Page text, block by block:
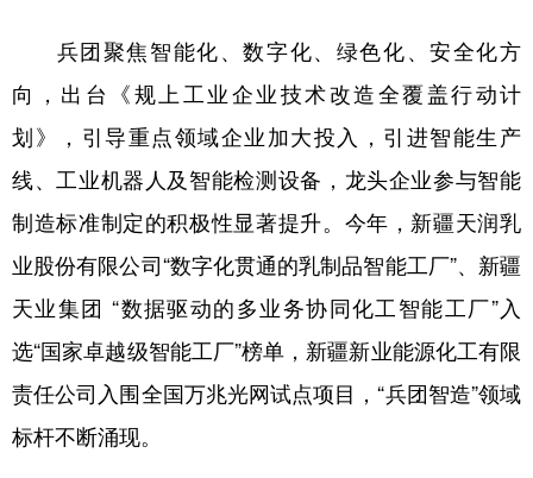
兵团聚焦智能化、数字化、绿色化、安全化方
向，出台《规上工业企业技术改造全覆盖行动计
划》，引导重点领域企业加大投入，引进智能生产
线、工业机器人及智能检测设备，龙头企业参与智能
制造标准制定的积极性显著提升。今年，新疆天润乳
业股份有限公司“数字化贯通的乳制品智能工厂”、新疆
天业集团 “数据驱动的多业务协同化工智能工厂”入
选“国家卓越级智能工厂”榜单，新疆新业能源化工有限
责任公司入围全国万兆光网试点项目，“兵团智造”领域
标杆不断涌现。